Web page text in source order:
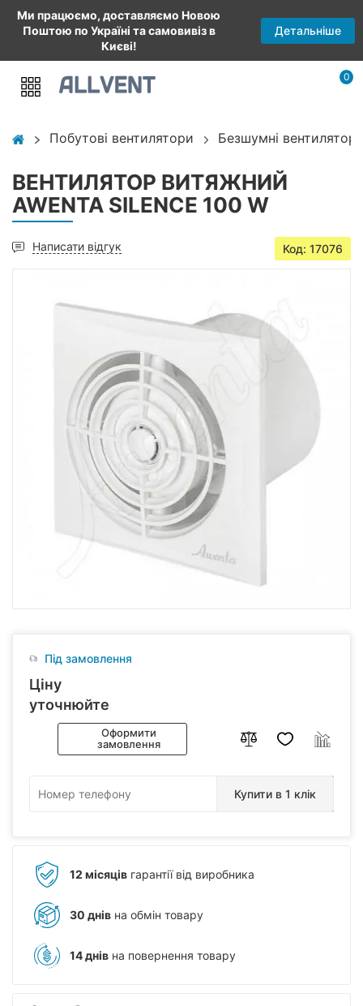
Ми працюємо, доставляємо Новою
Поштою по Україні та самовивіз в
Києві!
Детальніше
0
Побутові вентилятори Безшумні
ВЕНТИЛЯТОР ВИТЯЖНИЙ
AWENTA SILENCE 100 W
Написати відгук Код: 17076
Під замовлення
Ціну
уточнюйте
Оформити
замовлення
Купити в 1 клік
12 місяців гарантії від виробника
30 днів на обмін товару
14 днів на повернення товару